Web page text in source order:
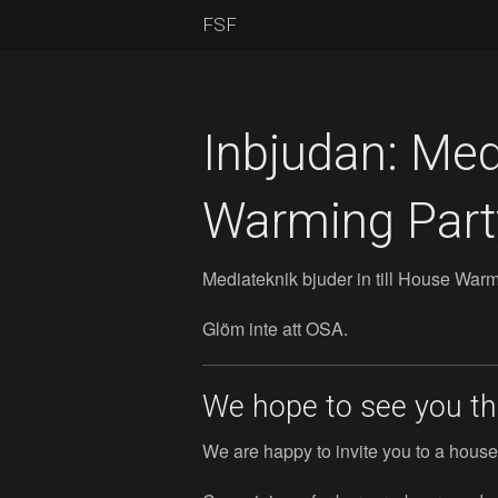
FSF
Inbjudan:
Warming
Mediateknik bjuder in till House
Glöm inte att OSA.
We hope to see you
We are happy to invite you to a